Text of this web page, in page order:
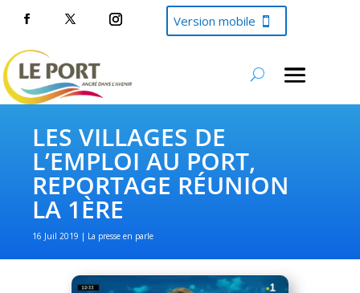
Version mobile
LES VILLAGES DE
L’EMPLOI AU PORT,
REPORTAGE RÉUNION
LA 1ÈRE
16 Juil 2019 La presse en parle